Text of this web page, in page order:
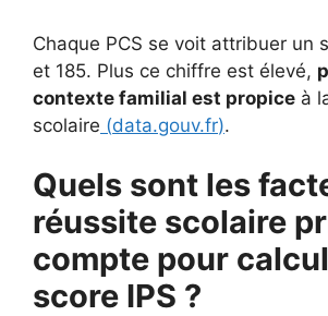
Chaque PCS se voit attribuer un
et 185. Plus ce chiffre est élevé,
contexte familial est propice à
scolaire (data.gouv.fr).
Quels sont les
réussite scolaire
compte pour
score IPS ?